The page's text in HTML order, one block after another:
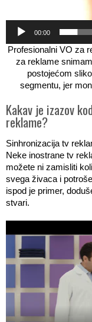
00:00
Profesionalni VO za
za reklame
postojećom
segmentu, jer
Kakav je izazov
reklame?
Sinhronizacija tv
Neke inostrane tv
možete ni zamisliti
svega živaca i
ispod je primer,
stvari.